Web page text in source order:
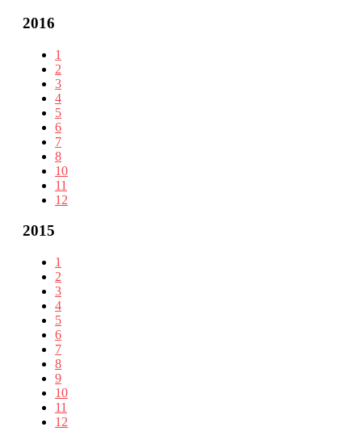
2016
1
2
3
4
5
6
7
8
10
11
12
2015
1
2
3
4
5
6
7
8
9
10
11
12